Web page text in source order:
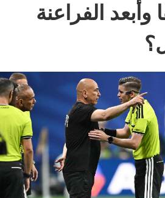
وأبعد الفراعنة